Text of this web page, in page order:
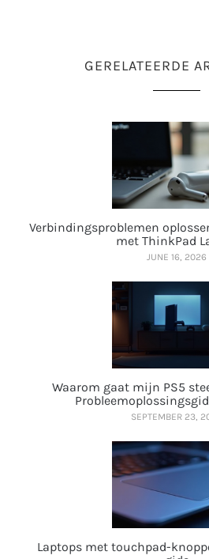
GERELATEERDE
Verbindingsproblemen
met ThinkPad
JUNE 16, 2026
Waarom gaat mijn PS5
SEPTEMBER 23,
Laptops met touchpad-